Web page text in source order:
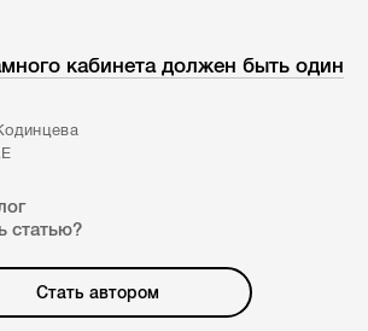
кабинета должен быть один
статью?
Стать автором